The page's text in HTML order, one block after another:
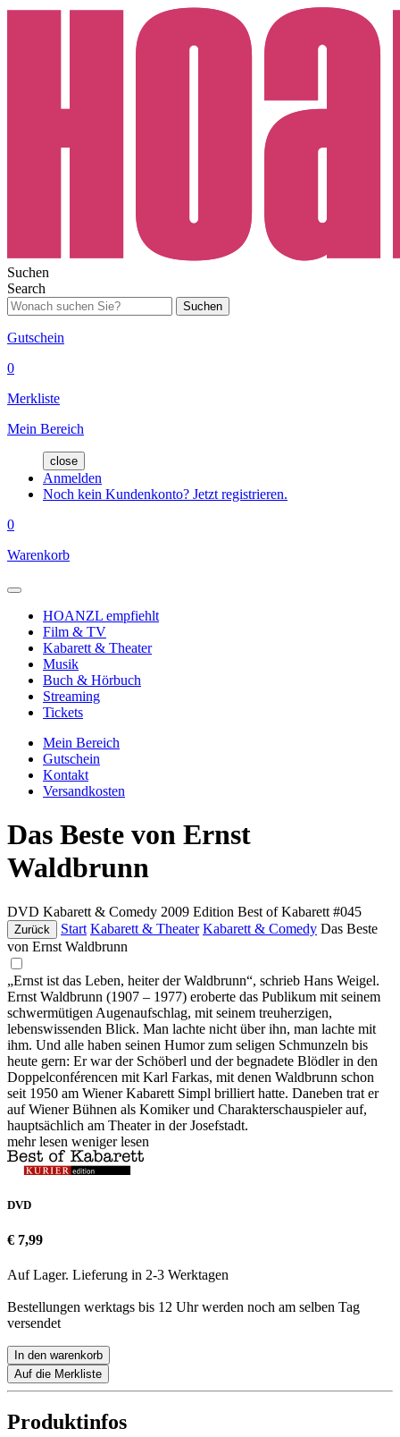
Suchen
Search
Suchen
Gutschein
0
Merkliste
Mein Bereich
close
Anmelden
Noch kein Kundenkonto? Jetzt registrieren.
0
Warenkorb
HOANZL empfiehlt
Film & TV
Kabarett & Theater
Musik
Buch & Hörbuch
Streaming
Tickets
Mein Bereich
Gutschein
Kontakt
Versandkosten
Das Beste von Ernst
Waldbrunn
DVD Kabarett & Comedy 2009 Edition Best of Kabarett #045
Zurück Start Kabarett & Theater Kabarett & Comedy Das Beste
von Ernst Waldbrunn
„Ernst ist das Leben, heiter der Waldbrunn“, schrieb Hans Weigel.
Ernst Waldbrunn (1907 – 1977) eroberte das Publikum mit seinem
schwermütigen Augenaufschlag, mit seinem treuherzigen,
lebenswissenden Blick. Man lachte nicht über ihn, man lachte mit
ihm. Und alle haben seinen Humor zum seligen Schmunzeln bis
heute gern: Er war der Schöberl und der begnadete Blödler in den
Doppelconférencen mit Karl Farkas, mit denen Waldbrunn schon
seit 1950 am Wiener Kabarett Simpl brilliert hatte. Daneben trat er
auf Wiener Bühnen als Komiker und Charakterschauspieler auf,
hauptsächlich am Theater in der Josefstadt.
mehr lesen weniger lesen
DVD
€ 7,99
Auf Lager. Lieferung in 2-3 Werktagen
Bestellungen werktags bis 12 Uhr werden noch am selben Tag
versendet
In den warenkorb
Auf die Merkliste
Produktinfos